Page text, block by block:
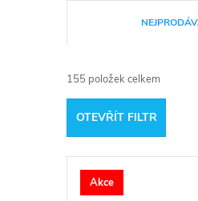
a
z
e
n
155 položek celkem
OTEVŘÍT FILTR
VAkce